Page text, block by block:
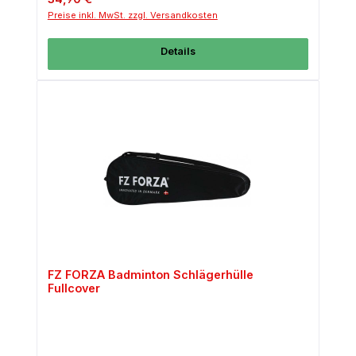
Preise inkl. MwSt. zzgl. Versandkosten
Details
FZ FORZA Badminton Schlägerhülle
Fullcover